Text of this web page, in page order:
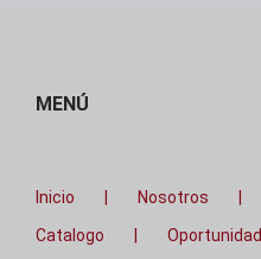
MENÚ
Inicio Nosotros
Catalogo
Oportunidad